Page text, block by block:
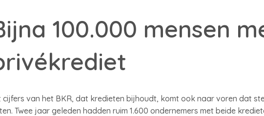
100.000 mensen
cijfers van het BKR, dat kredieten bijhoudt, komt ook naar voren dat
Twee jaar geleden hadden ruim 1.600 ondernemers met beide